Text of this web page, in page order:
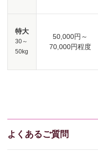
特大
30～
50kg
50,000円～
70,000円程度
よくあるご質問